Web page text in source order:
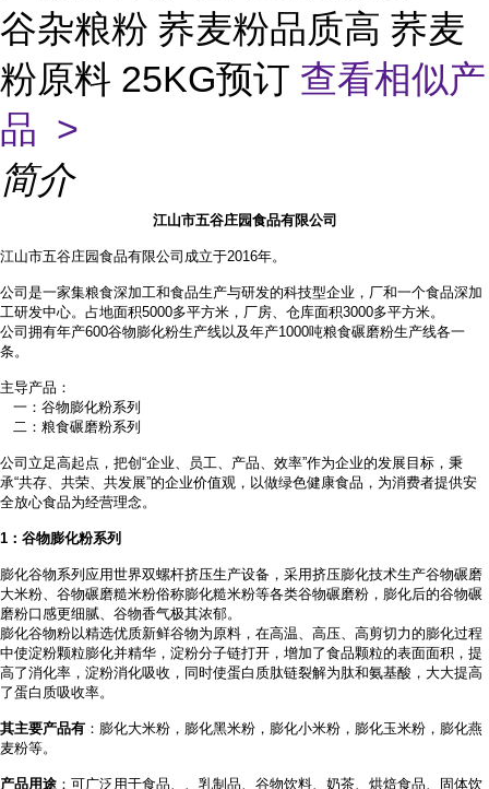
谷杂粮粉 荞麦粉品质高 荞麦
粉原料 25KG预订 查看相似产
品 >
简介
江山市五谷庄园食品有限公司
江山市五谷庄园食品有限公司成立于2016年。
公司是一家集粮食深加工和食品生产与研发的科技型企业，厂和一个食品深加
工研发中心。占地面积5000多平方米，厂房、仓库面积3000多平方米。
公司拥有年产600谷物膨化粉生产线以及年产1000吨粮食碾磨粉生产线各一
条。
主导产品：
一：谷物膨化粉系列
二：粮食碾磨粉系列
公司立足高起点，把创 “企业、员工、产品、效率”作为企业的发展目标，秉
承“共存、共荣、共发展”的企业价值观，以做绿色健康食品，为消费者提供安
全放心食品为经营理念。
1 ：谷物膨化粉系列
膨化谷物系列应用世界双螺杆挤压生产设备，采用挤压膨化技术生产谷物碾磨
大米粉、谷物碾磨糙米粉俗称膨化糙米粉等各类谷物碾磨粉，膨化后的谷物碾
磨粉口感更细腻、谷物香气极其浓郁。
膨化谷物粉以精选优质新鲜谷物为原料，在高温、高压、高剪切力的膨化过程
中使淀粉颗粒膨化并精华，淀粉分子链打开，增加了食品颗粒的表面面积，提
高了消化率，淀粉消化吸收，同时使蛋白质肽链裂解为肽和氨基酸，大大提高
了蛋白质吸收率。
其主要产品有 ：膨化大米粉，膨化黑米粉，膨化小米粉，膨化玉米粉，膨化燕
麦粉等。
产品用途 ：可广泛用于食品、 、乳制品、谷物饮料、奶茶、烘焙食品、固体饮